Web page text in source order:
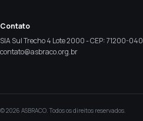
Contato
SIA Sul Trecho 4 Lote 2000 - CEP: 71200-040
contato@asbraco.org.br
© 2026 ASBRACO. Todos os direitos reservados.